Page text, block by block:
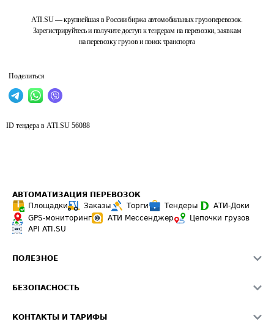
ATI.SU — крупнейшая в России биржа автомобильных грузоперевозок.
Зарегистрируйтесь и получите доступ к тендерам на перевозки, заявкам
на перевозку грузов и поиск транспорта
Поделиться
ID тендера в ATI.SU 56088
АВТОМАТИЗАЦИЯ ПЕРЕВОЗОК
Площадки
Заказы Торги Тендеры
АТИ-Доки
GPS-мониторинг
АТИ Мессенджер
Цепочки грузов
API ATI.SU
ПОЛЕЗНОЕ
Звезды ATI.SU на вашем сайте
БЕЗОПАСНОСТЬ
КОНТАКТЫ И ТАРИФЫ